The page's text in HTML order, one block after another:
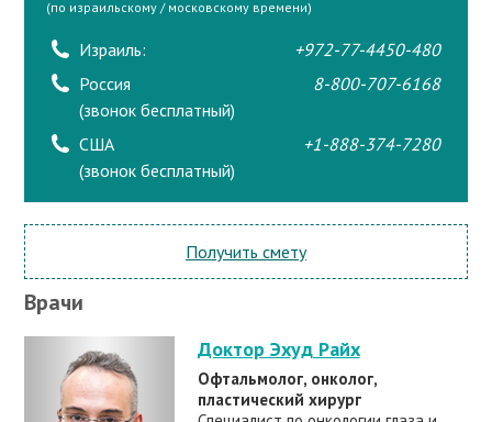
(по израильскому / московскому времени)
Израиль:
+972-77-4450-480
Россия
(звонок бесплатный)
8-800-707-6168
США
(звонок бесплатный)
+1-888-374-7280
Получить смету
Врачи
Доктор Эхуд Райх
Офтальмолог, онколог,
пластический хирург